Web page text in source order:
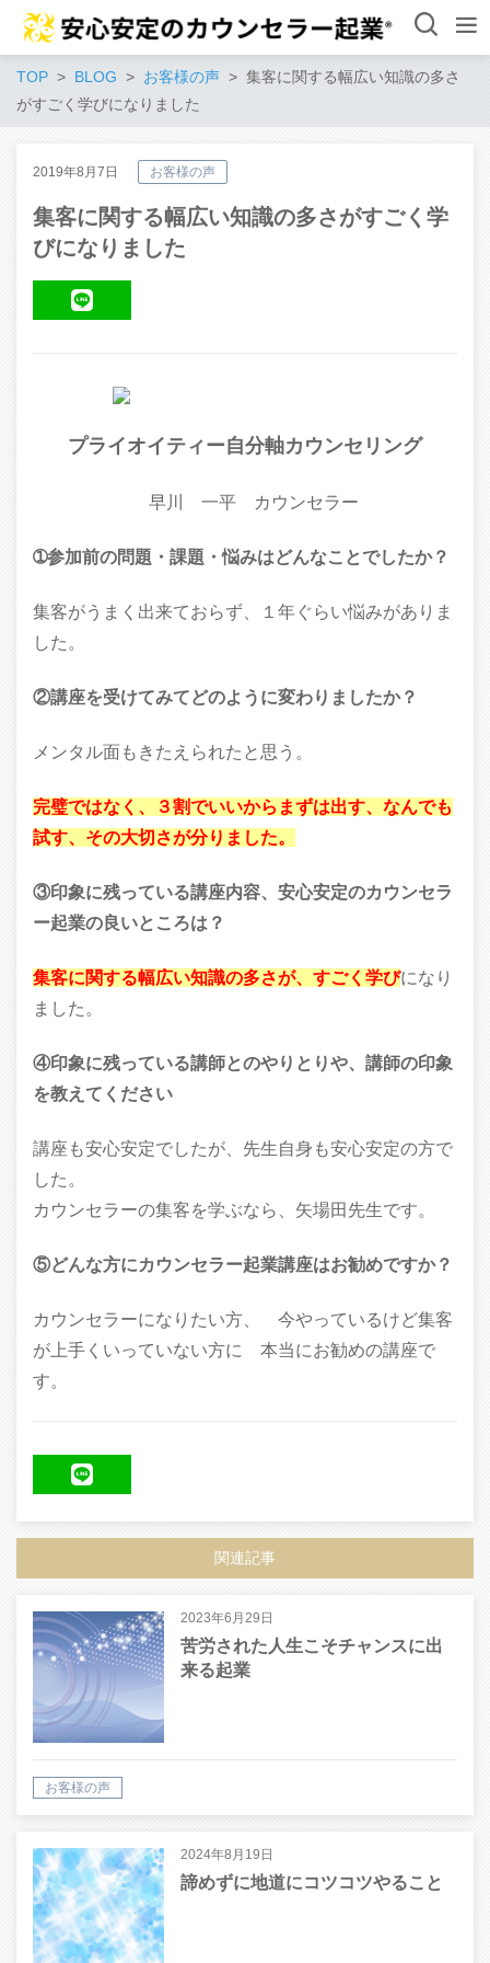
TOP BLOG お客様の声
集客に関する幅広い知識の多さ
がすごく学びになりました
2019年8月7日 お客様の声
集客に関する幅広い知識の多さがすごく学
びになりました
プライオイティー自分軸カウンセリング
早川 一平 カウンセラー
➀参加前の問題・課題・悩みはどんなことでしたか？
集客がうまく出来ておらず、１年ぐらい悩みがありま
した。
②講座を受けてみてどのように変わりましたか？
メンタル面もきたえられたと思う。
完璧ではなく、３割でいいからまずは出す、 なんでも
試す、その大切さが分りました。
③印象に残っている講座内容、安心安定のカウンセラ
ー起業の良いところは？
集客に関する幅広い知識の多さが、すごく学びになり
ました。
④印象に残っている講師とのやりとりや、講師の印象
を教えてください
講座も安心安定でしたが、先生自身も安心安定の方で
した。
カウンセラーの集客を学ぶなら、矢場田先生です。
⑤どんな方にカウンセラー起業講座はお勧めですか？
カウンセラーになりたい方、 今やっているけど集客
が上手くいっていない方に 本当にお勧めの講座で
す。
関連記事
2023年6月29日
苦労された人生こそチャンスに出
来る起業
お客様の声
2024年8月19日
諦めずに地道にコツコツやること